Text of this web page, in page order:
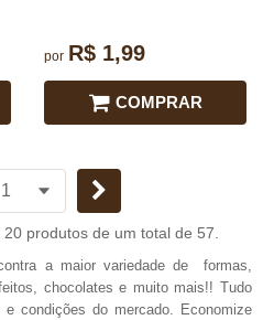
por R$ 1,99
COMPRAR
produtos de um total de 57.
a maior variedade de formas,
chocolates e muito mais!! Tudo
condições do mercado. Economize